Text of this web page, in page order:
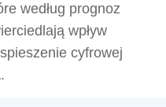
według prognoz
wpływ
cyfrowej